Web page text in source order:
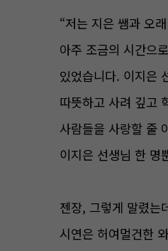
“저는 지은 쌤과 오
아주 조금의 시간으
있었습니다. 이지은
따뜻하고 사려 깊고
사람들을 사랑할 줄
이지은 선생님 한 명
젠장, 그렇게 말렸는
시연은 허여멀건한